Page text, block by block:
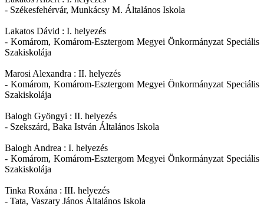
- Székesfehérvár, Munkácsy M. Általános Iskola
Lakatos Dávid : I. helyezés
- Komárom, Komárom-Esztergom Megyei Önkormányzat Speciális
Szakiskolája
Marosi Alexandra : II. helyezés
- Komárom, Komárom-Esztergom Megyei Önkormányzat Speciális
Szakiskolája
Balogh Gyöngyi : II. helyezés
- Szekszárd, Baka István Általános Iskola
Balogh Andrea : I. helyezés
- Komárom, Komárom-Esztergom Megyei Önkormányzat Speciális
Szakiskolája
Tinka Roxána : III. helyezés
- Tata, Vaszary János Általános Iskola